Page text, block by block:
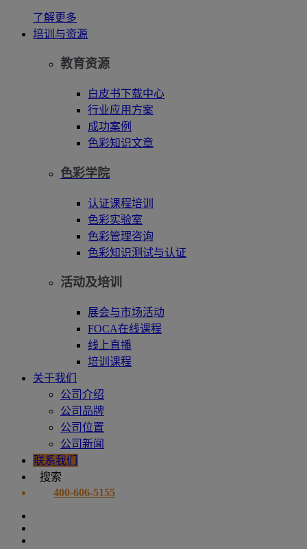
了解更多
培训与资源
教育资源
白皮书下载中心
行业应用方案
成功案例
色彩知识文章
色彩学院
认证课程培训
色彩实验室
色彩管理咨询
色彩知识测试与认证
活动及培训
展会与市场活动
FOCA在线课程
线上直播
培训课程
关于我们
公司介绍
公司品牌
公司位置
公司新闻
联系我们
搜索
400-606-5155